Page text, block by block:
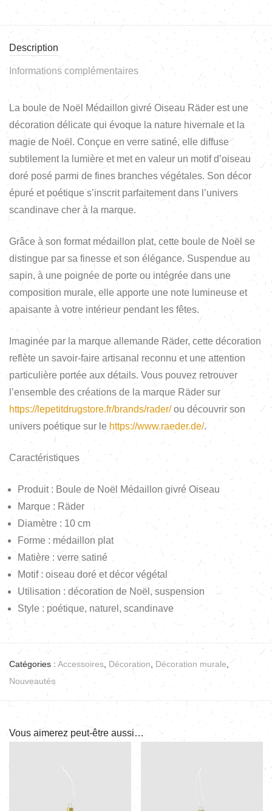
Description
Informations complémentaires
La boule de Noël Médaillon givré Oiseau Räder est une
décoration délicate qui évoque la nature hivernale et la
magie de Noël. Conçue en verre satiné, elle diffuse
subtilement la lumière et met en valeur un motif d’oiseau
doré posé parmi de fines branches végétales. Son décor
épuré et poétique s’inscrit parfaitement dans l’univers
scandinave cher à la marque.
Grâce à son format médaillon plat, cette boule de Noël se
distingue par sa finesse et son élégance. Suspendue au
sapin, à une poignée de porte ou intégrée dans une
composition murale, elle apporte une note lumineuse et
apaisante à votre intérieur pendant les fêtes.
Imaginée par la marque allemande Räder, cette décoration
reflète un savoir-faire artisanal reconnu et une attention
particulière portée aux détails. Vous pouvez retrouver
l’ensemble des créations de la marque Räder sur
https://lepetitdrugstore.fr/brands/rader/ou découvrir son
univers poétique sur le https://www.raeder.de/.
Caractéristiques
Produit : Boule de Noël Médaillon givré Oiseau
Marque : Räder
Diamètre : 10 cm
Forme : médaillon plat
Matière : verre satiné
Motif : oiseau doré et décor végétal
Utilisation : décoration de Noël, suspension
Style : poétique, naturel, scandinave
Catégories : Accessoires Décoration Décoration murale
Nouveautés
Vous aimerez peut-être aussi…